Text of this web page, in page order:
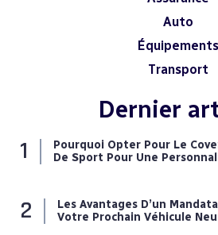
Auto
Équipements
Transport
Dernier
Pourquoi Opter Pour Le
De Sport Pour Une
Les Avantages D’un
Votre Prochain Véhicule